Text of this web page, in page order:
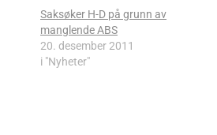
Saksøker H-D på grunn av
manglende ABS
20. desember 2011
i "Nyheter"